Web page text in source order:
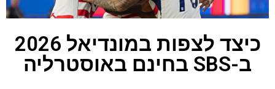
כיצד לצפות במונדיאל 2026
ב-SBS בחינם באוסטרליה